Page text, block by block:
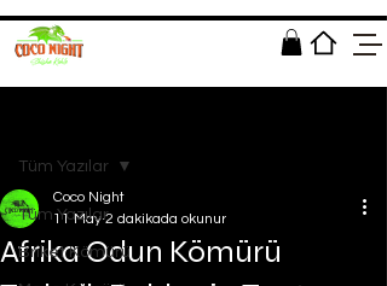
Tüm Yazılar
Briket Kömürü
Tüm Yazılar
Afrika Odun Kömürü
Coco Night
11 May 2 dakikada okunur